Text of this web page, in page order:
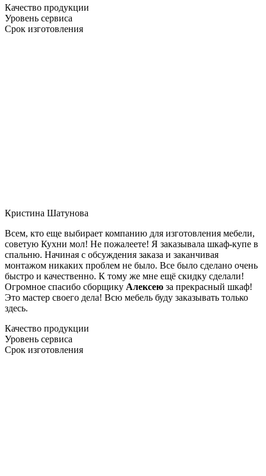
Качество продукции
Уровень сервиса
Срок изготовления
Кристина Шатунова
Всем, кто еще выбирает компанию для изготовления мебели,
советую Кухни мол! Не пожалеете! Я заказывала шкаф-купе в
спальню. Начиная с обсуждения заказа и заканчивая
монтажом никаких проблем не было. Все было сделано очень
быстро и качественно. К тому же мне ещё скидку сделали!
Огромное спасибо сборщику Алексею за прекрасный шкаф!
Это мастер своего дела! Всю мебель буду заказывать только
здесь.
Качество продукции
Уровень сервиса
Срок изготовления